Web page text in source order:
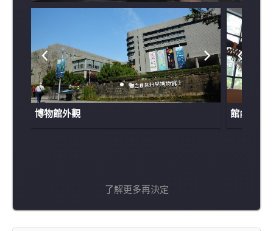
博物館外觀 館內實景
了解更多再決定